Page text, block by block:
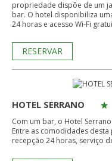
propriedade dispõe de um
bar. O hotel disponibiliza
24 horas e acesso Wi-Fi
RESERVAR
HOTEL SERRANO
Com um bar, o Hotel
Entre as comodidades
recepção 24 horas, serviço